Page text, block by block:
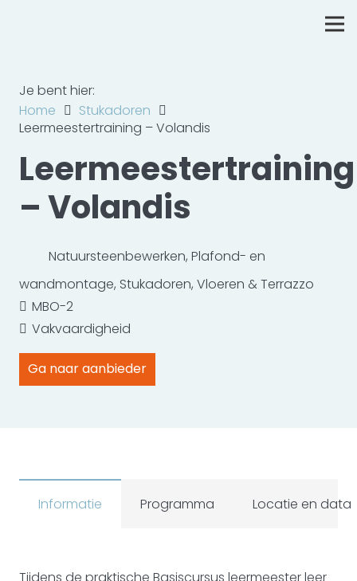
Je bent hier:
Home
Stukadoren
Leermeestertraining – Volandis
Leermeestertraining
– Volandis
Natuursteenbewerken,Plafond- en
wandmontage, Stukadoren, Vloeren & Terrazzo
MBO-2
Vakvaardigheid
Ga naar aanbieder
Informatie Programma Locatie en data